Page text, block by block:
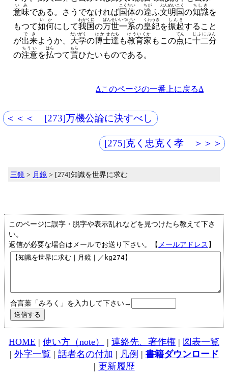
意味
いみ
である。 さうでなければ国体
こくたい
の違
ちが
ふ文明国
ぶんめいこく
の知識
ちしき
を
もつて如何
いか
にして我国
わがくに
の万世一系
ばんせいいつけい
の皇紀
くわうき
を振起
しんき
すること
が出来
でき
ようか、 大学
だいがく
の博士
はかせ
達
たち
も教育家
けういくか
もこの点
てん
に十二分
じふにぶん
の注意
ちうい
を払
はら
つて貰
もら
ひたいものである。
Δこのページの一番上に戻るΔ
＜＜＜ [273]万機公論に決すべし
[275]克く忠克く孝 ＞＞＞
三鏡 > 月鏡 > [274]知識を世界に求む
このページに誤字・脱字や表示乱れなどを見つけたら教えて下さ
い。
返信が必要な場合はメールでお送り下さい。【 メールアドレス 】
合言葉「みろく」を入力して下さい→
HOME | 使い方（note） | 連絡先、著作権 | 図表一覧
| 外字一覧 | 話者名の付加 | 凡例 | 書籍ダウンロード
| 更新履歴